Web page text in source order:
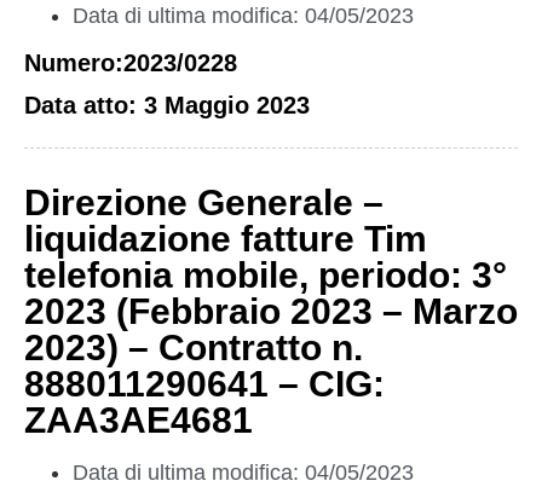
Data di ultima modifica: 04/05/2023
Numero:2023/0228
Data atto: 3 Maggio 2023
Direzione Generale –
liquidazione fatture Tim
telefonia mobile, periodo: 3°
2023 (Febbraio 2023 – Marzo
2023) – Contratto n.
888011290641 – CIG:
ZAA3AE4681
Data di ultima modifica: 04/05/2023